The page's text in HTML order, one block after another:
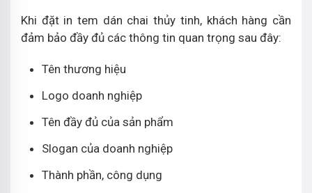
Khi đặt in tem dán chai thủy tinh, khách hàng cần
đảm bảo đầy đủ các thông tin quan trọng sau đây:
Tên thương hiệu
Logo doanh nghiệp
Tên đầy đủ của sản phẩm
Slogan của doanh nghiệp
Thành phần, công dụng